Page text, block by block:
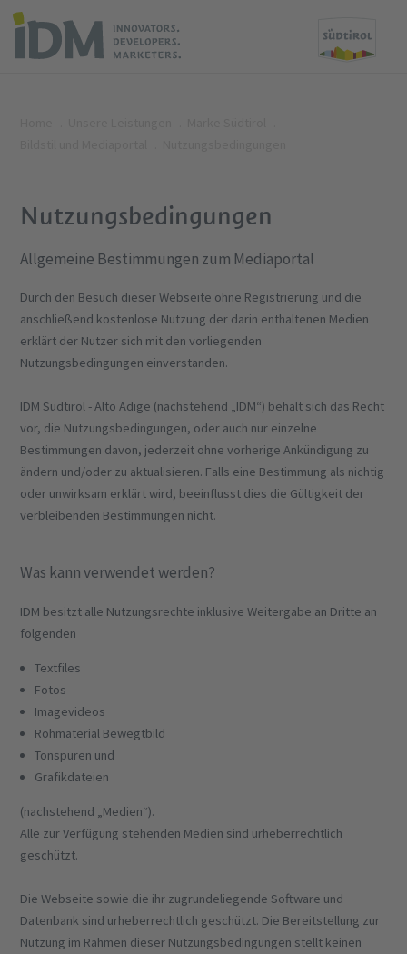
Nutzungsbedingungen
Allgemeine Bestimmungen zum Mediaportal
Durch den Besuch dieser Webseite ohne Registrierung und die
anschließend kostenlose Nutzung der darin enthaltenen Medien
erklärt der Nutzer sich mit den vorliegenden
Nutzungsbedingungen einverstanden.
IDM Südtirol - Alto Adige (nachstehend „IDM“) behält sich das Recht
vor, die Nutzungsbedingungen, oder auch nur einzelne
Bestimmungen davon, jederzeit ohne vorherige Ankündigung zu
ändern und/oder zu aktualisieren. Falls eine Bestimmung als nichtig
oder unwirksam erklärt wird, beeinflusst dies die Gültigkeit der
verbleibenden Bestimmungen nicht.
Was kann verwendet werden?
IDM besitzt alle Nutzungsrechte inklusive Weitergabe an Dritte an
folgenden
Textfiles
Fotos
Imagevideos
Rohmaterial Bewegtbild
Tonspuren und
Grafikdateien
(nachstehend „Medien“).
Alle zur Verfügung stehenden Medien sind urheberrechtlich
geschützt.
Die Webseite sowie die ihr zugrundeliegende Software und
Datenbank sind urheberrechtlich geschützt. Die Bereitstellung zur
Nutzung im Rahmen dieser Nutzungsbedingungen stellt keinen